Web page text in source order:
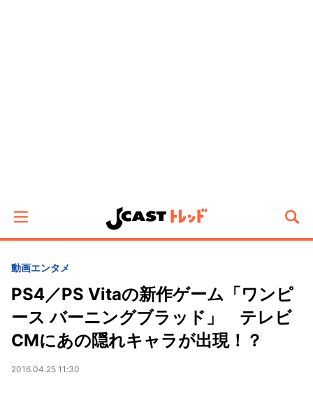
動画エンタメ
PS4／PS Vitaの新作ゲーム「ワンピ
ース バーニングブラッド」 テレビ
CMにあの隠れキャラが出現！？
2016.04.25 11:30